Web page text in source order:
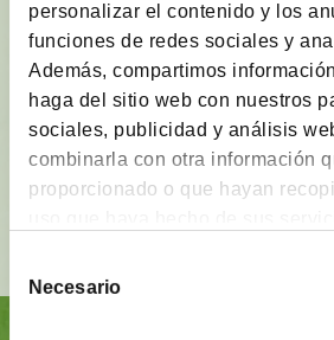
personalizar el contenido y los
funciones de redes sociales y
Además, compartimos
haga del sitio web con nuestros
sociales, publicidad y análisis
combinarla con otra información
proporcionado o que hayan
deNecesario
BrainVestor: Psicología
App gratuitaque tiene como
a los inversoresen sus distintas
inversión y proporcionarles
técnicas del campo de la
Ver vídeo